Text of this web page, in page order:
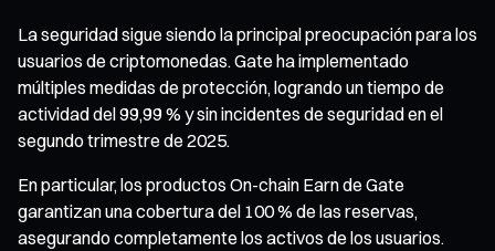
La seguridad sigue siendo la principal preocupación para los
usuarios de criptomonedas. Gate ha implementado
múltiples medidas de protección, logrando un tiempo de
actividad del 99,99 % y sin incidentes de seguridad en el
segundo trimestre de 2025.
En particular, los productos On-chain Earn de Gate
garantizan una cobertura del 100 % de las reservas,
asegurando completamente los activos de los usuarios.